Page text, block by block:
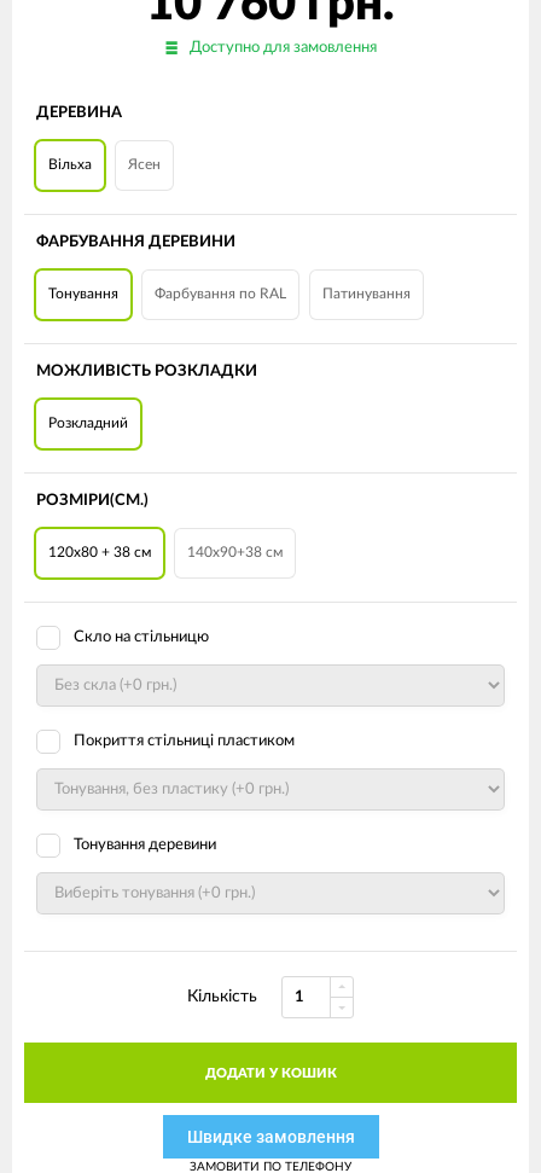
Доступно для замовлення
ДЕРЕВИНА
Вільха Ясен
ФАРБУВАННЯ ДЕРЕВИНИ
Тонування Фарбування по RAL Патинування
МОЖЛИВІСТЬ РОЗКЛАДКИ
Розкладний
РОЗМІРИ(СМ.)
120х80 + 38 см 140х90+38 см
Скло на стільницю
Покриття стільниці пластиком
Тонування деревини
Кількість
ДОДАТИ У КОШИК
Швидке замовлення
ЗАМОВИТИ ПО ТЕЛЕФОНУ